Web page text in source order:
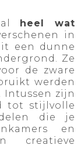
al heel wat
in
een dunne
Ze
de zware
werden
Intussen zijn
tot stijlvolle
die je
en
creatieve